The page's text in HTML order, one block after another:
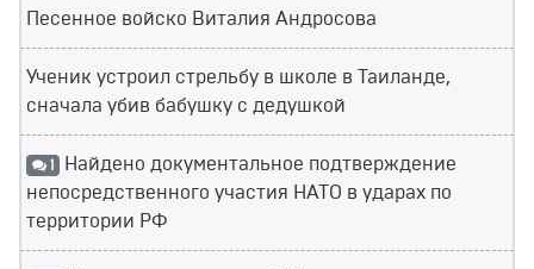
Песенное войско Виталия Андросова
Ученик устроил стрельбу в школе в Таиланде,
сначала убив бабушку с дедушкой
1 Найдено документальное подтверждение
непосредственного участия НАТО в ударах по
территории РФ